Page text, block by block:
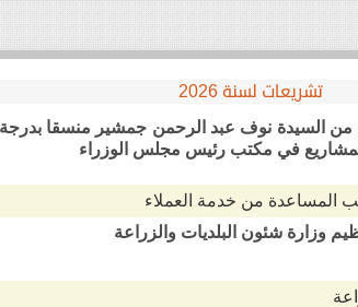
تشريعات لسنة 2026
لسنة 2026 بتعيين كل من السيدة نوف عبد الرحمن جمشير منسقا
في مكتب رئيس مجلس الوزراء